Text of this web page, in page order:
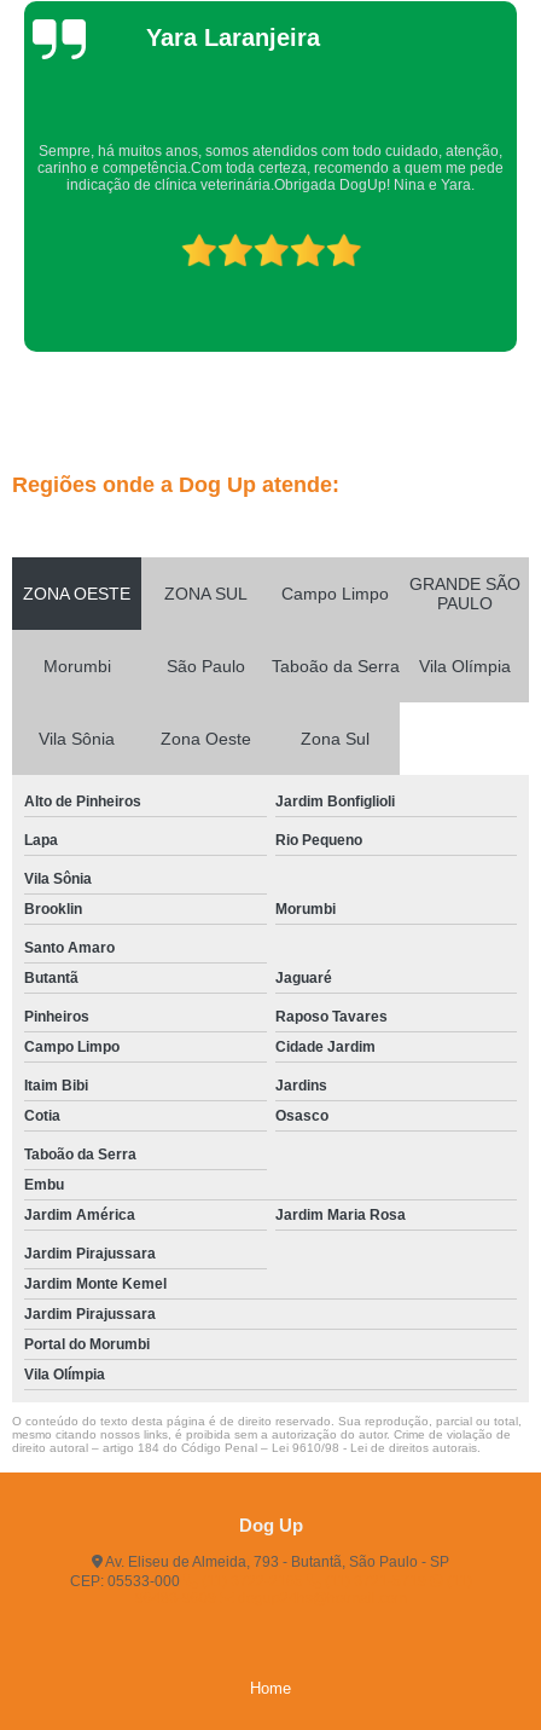
Thaynah Souza
Confio de olhos fechados os meus cachorros nos atendimentos da dog up,
os veterinários sempre são atenciosos e verificam todos os detalhes
possíveis.
Regiões onde a Dog Up atende:
ZONA OESTE ZONA SUL Campo Limpo
GRANDE SÃO
PAULO
Morumbi São Paulo Taboão da Serra Vila Olímpia
Vila Sônia Zona Oeste Zona Sul
Alto de Pinheiros Jardim Bonfiglioli
Lapa Rio Pequeno
Vila Sônia
Brooklin
Morumbi
Santo Amaro
Butantã
Jaguaré
Pinheiros
Raposo Tavares
Campo Limpo
Cidade Jardim
Itaim Bibi
Jardins
Cotia
Osasco
Taboão da Serra
Embu
Jardim América
Jardim Maria Rosa
Jardim Pirajussara
Jardim Monte Kemel
Jardim Pirajussara
Portal do Morumbi
Vila Olímpia
O conteúdo do texto desta página é de direito reservado. Sua reprodução, parcial ou total,
mesmo citando nossos links, é proibida sem a autorização do autor. Crime de violação de
direito autoral – artigo 184 do Código Penal – Lei 9610/98 - Lei de direitos autorais.
Dog Up
Av. Eliseu de Almeida, 793 - Butantã, São Paulo - SP
CEP: 05533-000
Home